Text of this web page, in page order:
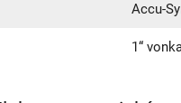
Accu-
1“